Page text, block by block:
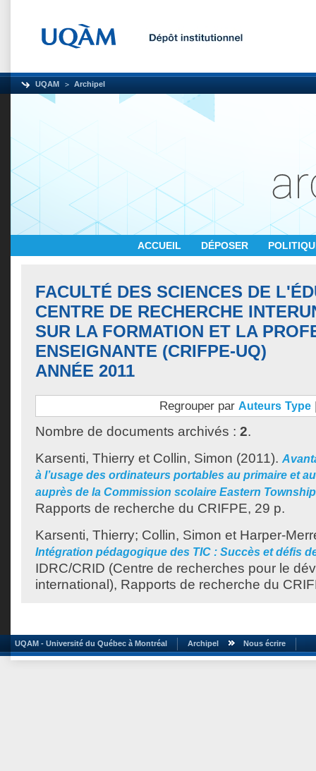
UQAM Archipel
ACCUEIL DÉPOSER
FACULTÉ DES SCIENCES DE
CENTRE DE RECHERCHE
SUR LA FORMATION ET LA
ENSEIGNANTE (CRIFPE-UQ)
ANNÉE 2011
Regrouper par Auteurs Type
Nombre de documents archivés : 2.
Karsenti, Thierry et Collin, Simon (2011).
à l’usage des ordinateurs portables au primaire et
auprès de la Commission scolaire Eastern
Rapports de recherche du CRIFPE, 29 p.
Karsenti, Thierry; Collin, Simon et Harper-
Intégration pédagogique des TIC : Succès et défis
IDRC/CRID (Centre de recherches pour le
international), Rapports de recherche du
UQAM - Université du Québec à Montréal Archipel Nous écrire